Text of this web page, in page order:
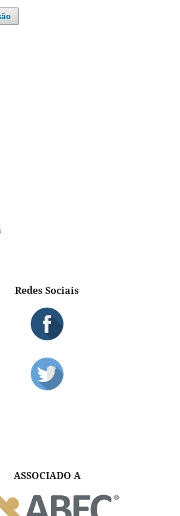
Redes Sociais
ASSOCIADO A